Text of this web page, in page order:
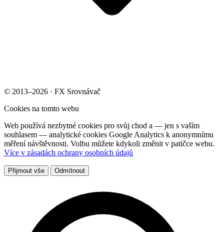
© 2013–2026 · FX Srovnávač
Cookies na tomto webu
Web používá nezbytné cookies pro svůj chod a — jen s vaším
souhlasem — analytické cookies Google Analytics k anonymnímu
měření návštěvnosti. Volbu můžete kdykoli změnit v patičce webu.
Více v zásadách ochrany osobních údajů
Přijmout vše Odmítnout